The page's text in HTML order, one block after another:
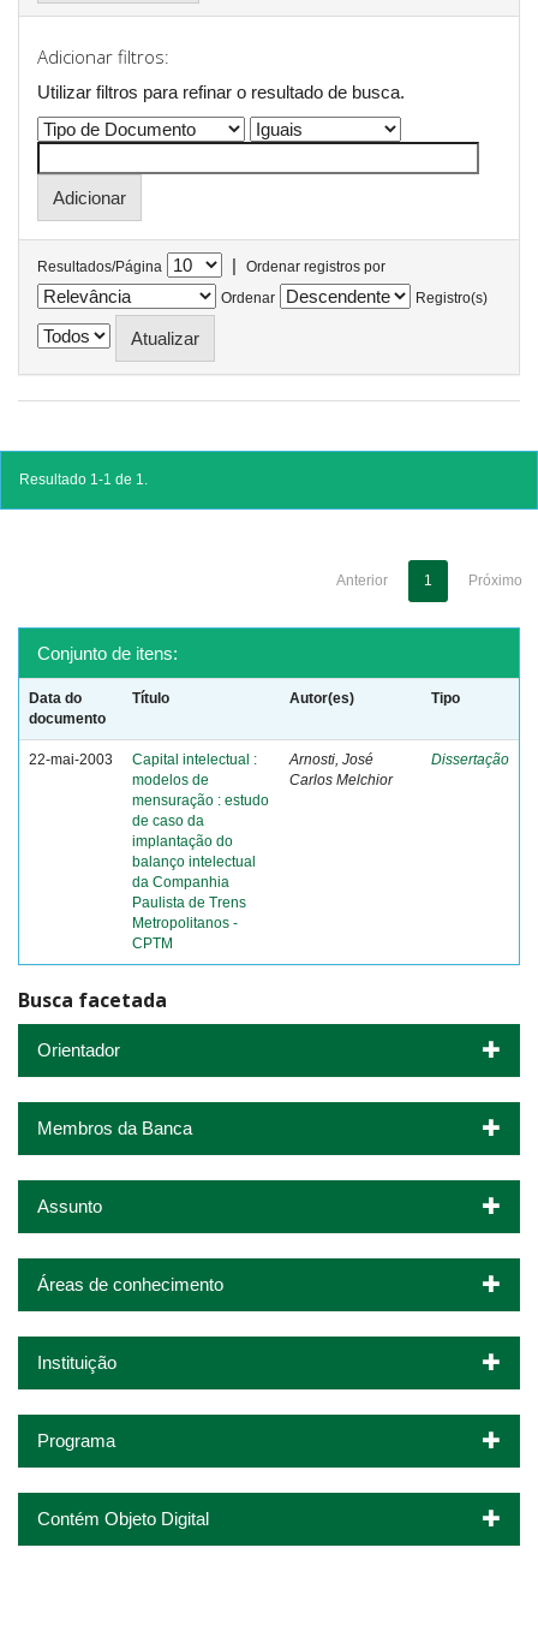
Adicionar filtros:
Utilizar filtros para refinar o resultado de busca.
Resultados/Página |
Ordenar registros por
Ordenar
Registro(s)
Resultado 1-1 de 1.
Anterior 1 Próximo
Conjunto de itens:
Data do
documento
Título Autor(es) Tipo
22-mai-2003
Capital intelectual :
modelos de
mensuração : estudo
de caso da
implantação do
balanço intelectual
da Companhia
Paulista de Trens
Metropolitanos -
CPTM
Arnosti, José
Carlos Melchior
Dissertação
Busca facetada
Orientador
Membros da Banca
Assunto
Áreas de conhecimento
Instituição
Programa
Contém Objeto Digital